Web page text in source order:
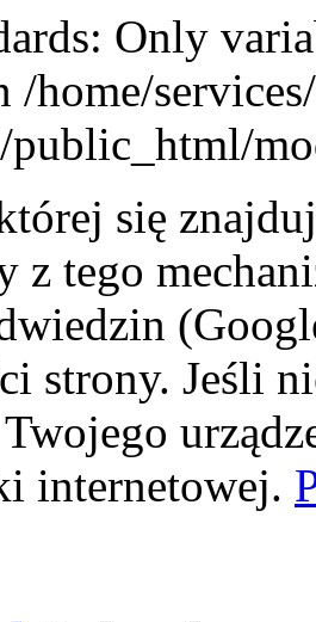
Only
/home/
się
z tego
strony. Jeśli
internetowej.